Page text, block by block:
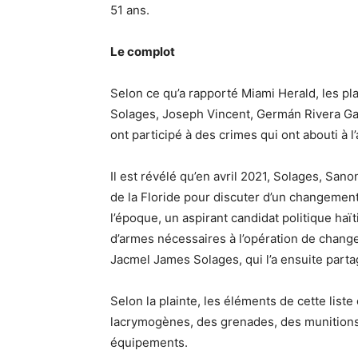
51 ans.
Le complot
Selon ce qu’a rapporté Miami Herald, les
Solages, Joseph Vincent, Germán Rivera
ont participé à des crimes qui ont abouti à
Il est révélé qu’en avril 2021, Solages,
de la Floride pour discuter d’un
l’époque, un aspirant candidat politique
d’armes nécessaires à l’opération de
Jacmel James Solages, qui l’a ensuite
Selon la plainte, les éléments de cette
lacrymogènes, des grenades, des
équipements.